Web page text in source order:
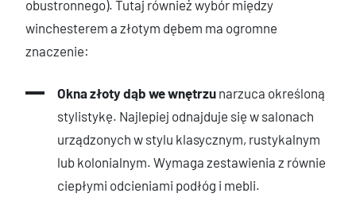
obustronnego). Tutaj również wybór między
winchesterem a złotym dębem ma ogromne
znaczenie:
Okna złoty dąb we wnętrzu narzuca określoną
stylistykę. Najlepiej odnajduje się w salonach
urządzonych w stylu klasycznym, rustykalnym
lub kolonialnym. Wymaga zestawienia z równie
ciepłymi odcieniami podłóg i mebli.